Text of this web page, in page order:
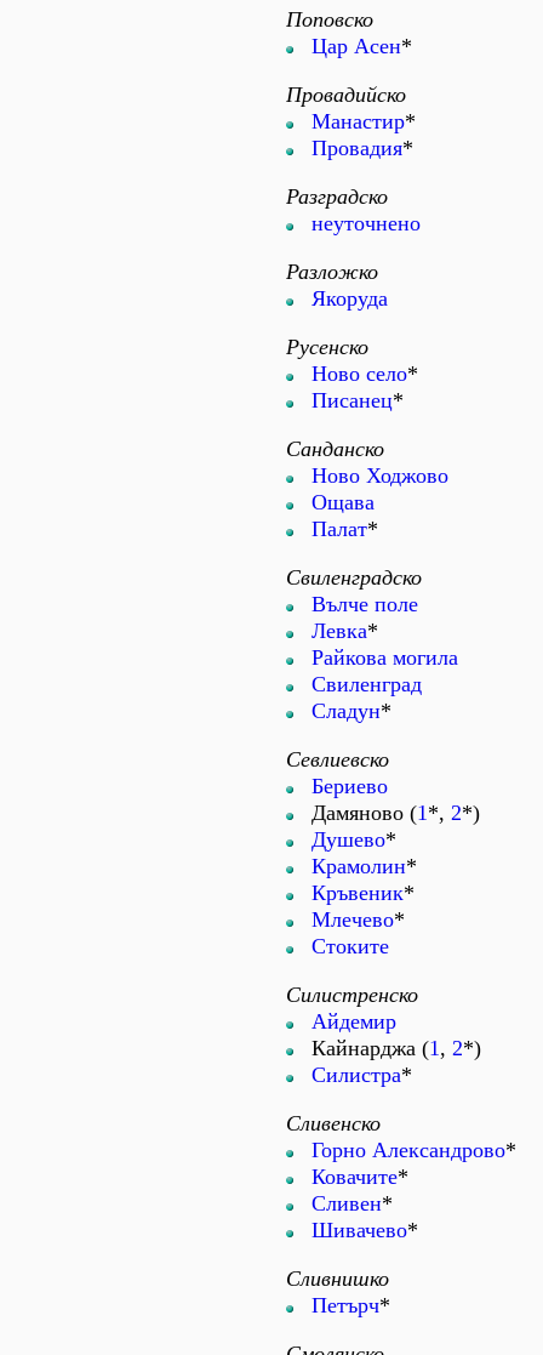
Поповско
Цар Асен*
Провадийско
Манастир*
Провадия*
Разградско
неуточнено
Разложко
Якоруда
Русенско
Ново село*
Писанец*
Санданско
Ново Ходжово
Ощава
Палат*
Свиленградско
Вълче поле
Левка*
Райкова могила
Свиленград
Сладун*
Севлиевско
Бериево
Дамяново (1*, 2*)
Душево*
Крамолин*
Кръвеник*
Млечево*
Стоките
Силистренско
Айдемир
Кайнарджа (1, 2*)
Силистра*
Сливенско
Горно Александрово*
Ковачите*
Сливен*
Шивачево*
Сливнишко
Петърч*